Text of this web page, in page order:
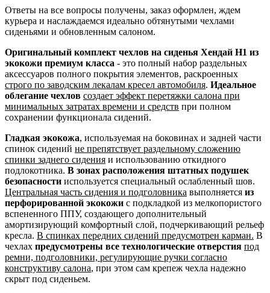
Ответы на все вопросы получены, заказ оформлен, ждем
курьера и наслаждаемся идеально обтянутыми чехлами
сиденьями и обновленным салоном.
Оригинальный комплект чехлов на сиденья Хендай Н1 из
экокожи премиум класса - это полный набор раздельных
аксессуаров полного покрытия элементов, раскроенных
строго по заводским лекалам кресел автомобиля. Идеальное
облегание чехлов создает эффект перетяжки салона при
минимальных затратах времени и средств при полном
сохранении функционала сидений.
Гладкая экокожа, используемая на боковинах и задней части
спинок сидений не препятствует раздельному сложению
спинки заднего сидения и использованию откидного
подлокотника. В зонах расположения штатных подушек
безопасности используется специальный ослабленный шов.
Центральная часть сидения и подголовника выполняется из
перфорированной экокожи с подкладкой из мелкопористого
вспененного ППУ, создающего дополнительный
амортизирующий комфортный слой, подчеркивающий рельеф
кресла. В спинках передних сидений предусмотрен карман. В
чехлах предусмотрены все технологические отверстия под
ремни, подголовники, регулирующие ручки согласно
конструктиву салона, при этом сам крепеж чехла надежно
скрыт под сиденьем.